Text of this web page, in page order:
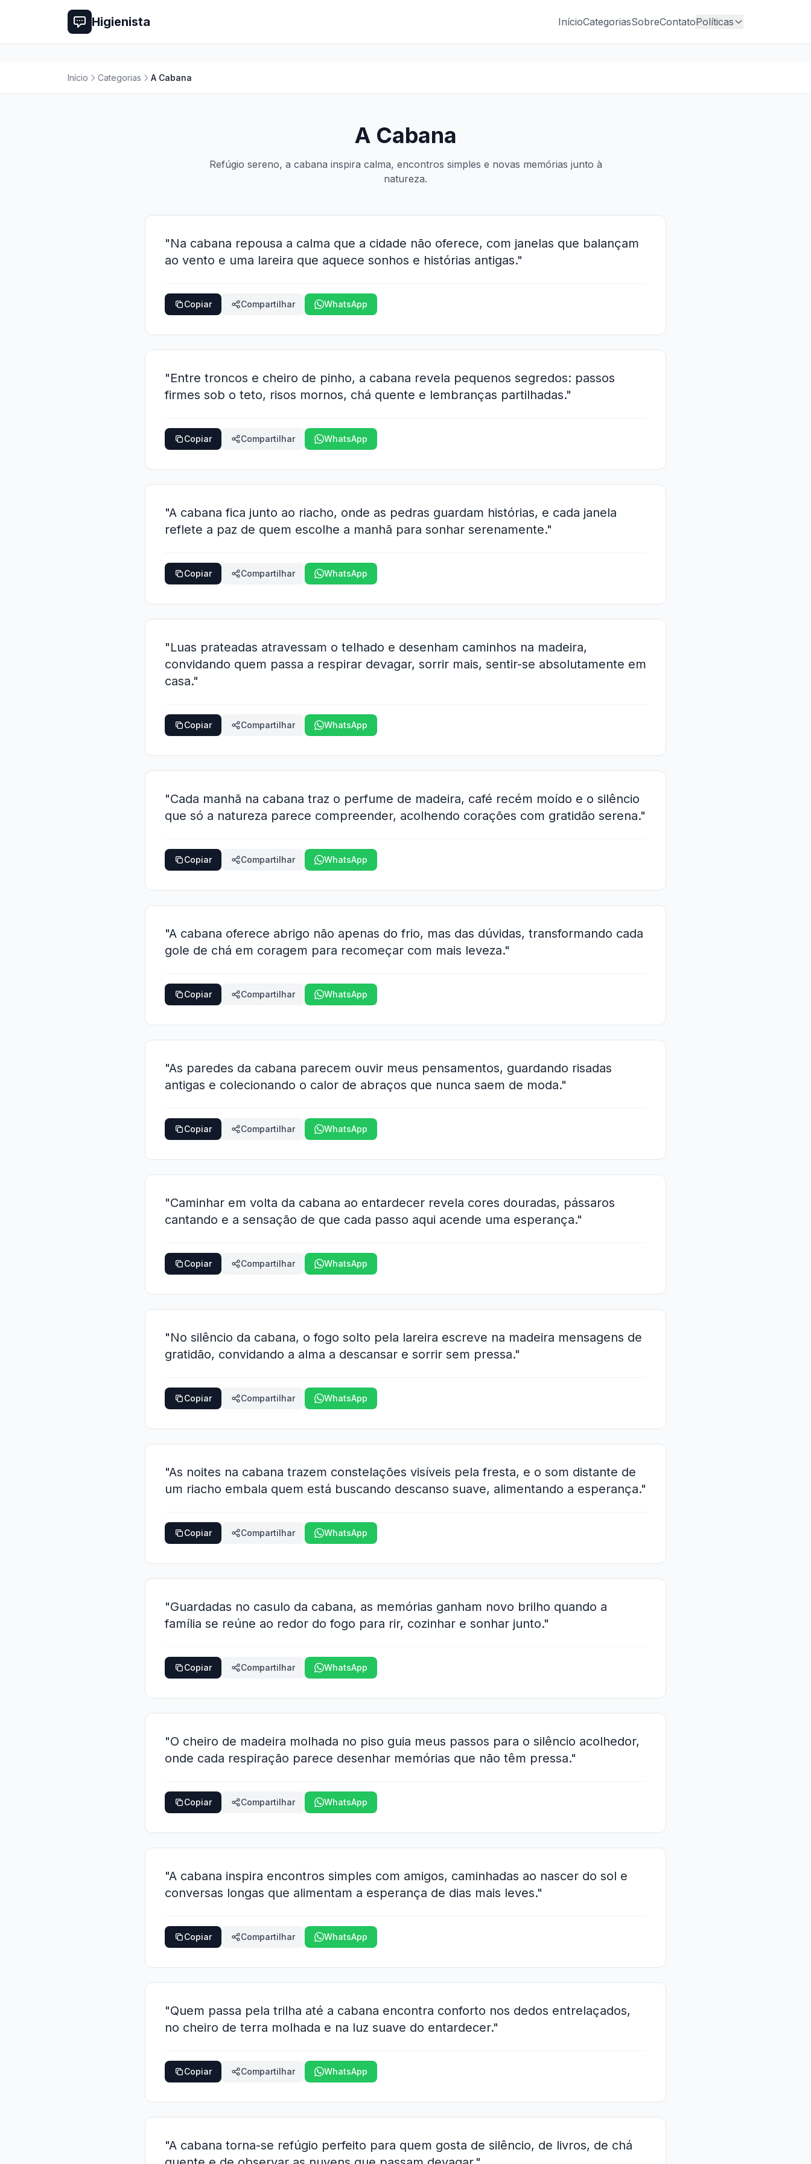
Higienista InícioCategoriasSobreContatoPolíticas
Início Categorias A Cabana
A Cabana
Refúgio sereno, a cabana inspira calma, encontros simples e novas memórias junto à
natureza.
"Na cabana repousa a calma que a cidade não oferece, com janelas que balançam
ao vento e uma lareira que aquece sonhos e histórias antigas."
Copiar Compartilhar WhatsApp
"Entre troncos e cheiro de pinho, a cabana revela pequenos segredos: passos
firmes sob o teto, risos mornos, chá quente e lembranças partilhadas."
Copiar Compartilhar WhatsApp
"A cabana fica junto ao riacho, onde as pedras guardam histórias, e cada janela
reflete a paz de quem escolhe a manhã para sonhar serenamente."
Copiar Compartilhar WhatsApp
"Luas prateadas atravessam o telhado e desenham caminhos na madeira,
convidando quem passa a respirar devagar, sorrir mais, sentir-se absolutamente em
casa."
Copiar Compartilhar WhatsApp
"Cada manhã na cabana traz o perfume de madeira, café recém moído e o silêncio
que só a natureza parece compreender, acolhendo corações com gratidão serena."
Copiar Compartilhar WhatsApp
"A cabana oferece abrigo não apenas do frio, mas das dúvidas, transformando cada
gole de chá em coragem para recomeçar com mais leveza."
Copiar Compartilhar WhatsApp
"As paredes da cabana parecem ouvir meus pensamentos, guardando risadas
antigas e colecionando o calor de abraços que nunca saem de moda."
Copiar Compartilhar WhatsApp
"Caminhar em volta da cabana ao entardecer revela cores douradas, pássaros
cantando e a sensação de que cada passo aqui acende uma esperança."
Copiar Compartilhar WhatsApp
"No silêncio da cabana, o fogo solto pela lareira escreve na madeira mensagens de
gratidão, convidando a alma a descansar e sorrir sem pressa."
Copiar Compartilhar WhatsApp
"As noites na cabana trazem constelações visíveis pela fresta, e o som distante de
um riacho embala quem está buscando descanso suave, alimentando a esperança."
Copiar Compartilhar WhatsApp
"Guardadas no casulo da cabana, as memórias ganham novo brilho quando a
família se reúne ao redor do fogo para rir, cozinhar e sonhar junto."
Copiar Compartilhar WhatsApp
"O cheiro de madeira molhada no piso guia meus passos para o silêncio acolhedor,
onde cada respiração parece desenhar memórias que não têm pressa."
Copiar Compartilhar WhatsApp
"A cabana inspira encontros simples com amigos, caminhadas ao nascer do sol e
conversas longas que alimentam a esperança de dias mais leves."
Copiar Compartilhar WhatsApp
"Quem passa pela trilha até a cabana encontra conforto nos dedos entrelaçados,
no cheiro de terra molhada e na luz suave do entardecer."
Copiar Compartilhar WhatsApp
"A cabana torna-se refúgio perfeito para quem gosta de silêncio, de livros, de chá